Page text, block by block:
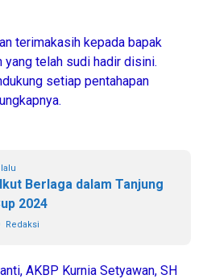
terimakasih kepada bapak
yang telah sudi hadir disini.
setiap pentahapan
Berlaga dalam Tanjung
2024
Redaksi
AKBP Kurnia Setyawan, SH